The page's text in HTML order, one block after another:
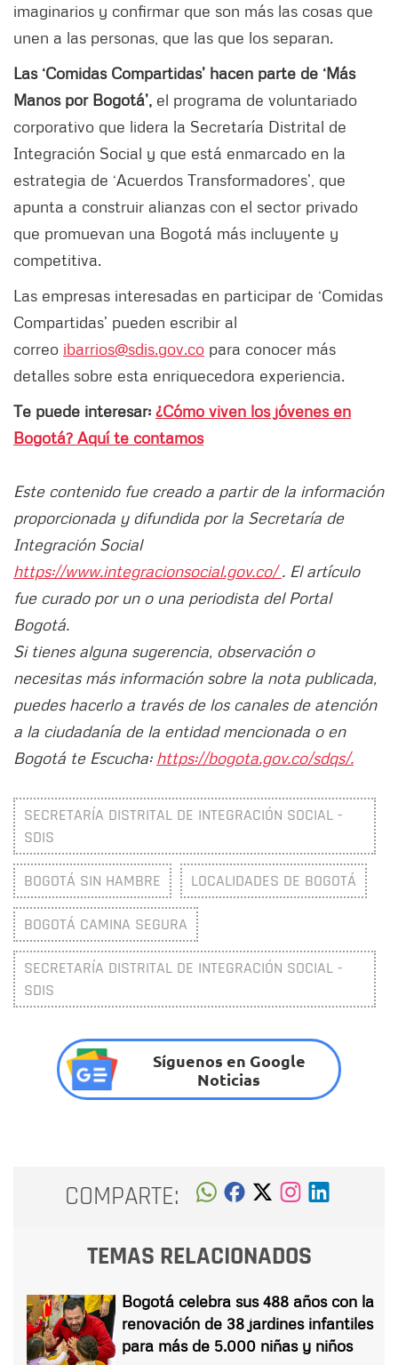
imaginarios y confirmar que son más las cosas que
unen a las personas, que las que los separan.
Las ‘Comidas Compartidas’ hacen parte de ‘Más
Manos por Bogotá’, el programa de voluntariado
corporativo que lidera la Secretaría Distrital de
Integración Social y que está enmarcado en la
estrategia de ‘Acuerdos Transformadores’, que
apunta a construir alianzas con el sector privado
que promuevan una Bogotá más incluyente y
competitiva.
Las empresas interesadas en participar de ‘Comidas
Compartidas’ pueden escribir al
correo ibarrios@sdis.gov.co para conocer más
detalles sobre esta enriquecedora experiencia.
Te puede interesar: ¿Cómo viven los jóvenes en
Bogotá? Aquí te contamos
Este contenido fue creado a partir de la información
proporcionada y difundida por la Secretaría de
Integración Social
https://www.integracionsocial.gov.co/. El artículo
fue curado por un o una periodista del Portal
Bogotá.
Si tienes alguna sugerencia, observación o
necesitas más información sobre la nota publicada,
puedes hacerlo a través de los canales de atención
a la ciudadanía de la entidad mencionada o en
Bogotá te Escucha: https://bogota.gov.co/sdqs/.
SECRETARÍA DISTRITAL DE INTEGRACIÓN SOCIAL -
SDIS
BOGOTÁ SIN HAMBRE LOCALIDADES DE BOGOTÁ
BOGOTÁ CAMINA SEGURA
SECRETARÍA DISTRITAL DE INTEGRACIÓN SOCIAL -
SDIS
Síguenos en Google
Noticias
COMPARTE:
TEMAS RELACIONADOS
Bogotá celebra sus 488 años con la
renovación de 38 jardines infantiles
para más de 5.000 niñas y niños